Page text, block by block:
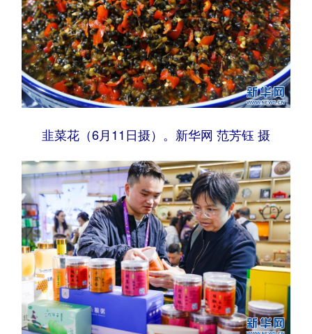
韭菜花（6月11日摄）。新华网 范芳钰 摄